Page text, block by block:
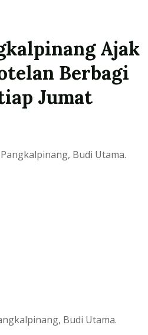
Ajak
Berbagi
Jumat
Budi Utama.